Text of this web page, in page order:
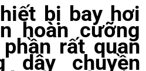
bị bay hơi
hoàn cưỡng
rất quan
dây chuyền